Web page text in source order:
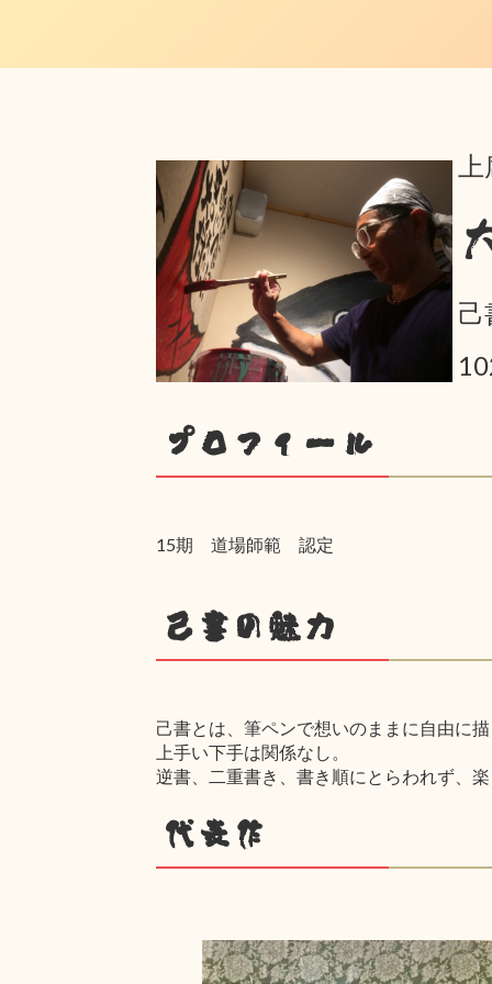
己
プロフィール
15期 道場師範 認定
己書の魅力
己書とは、筆ペンで想いのままに自由に
上手い下手は関係なし。
逆書、二重書き、書き順にとらわれず、
代表作